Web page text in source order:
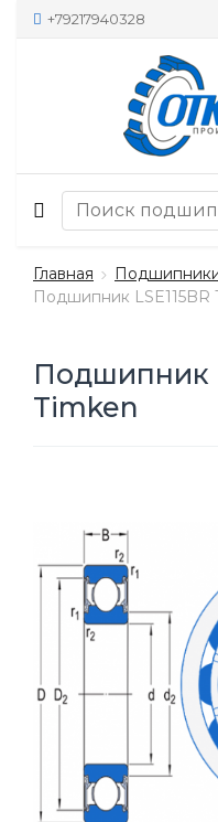
+79217940328
Главная
Подшипник LSE115BR
Подшипник
Timken